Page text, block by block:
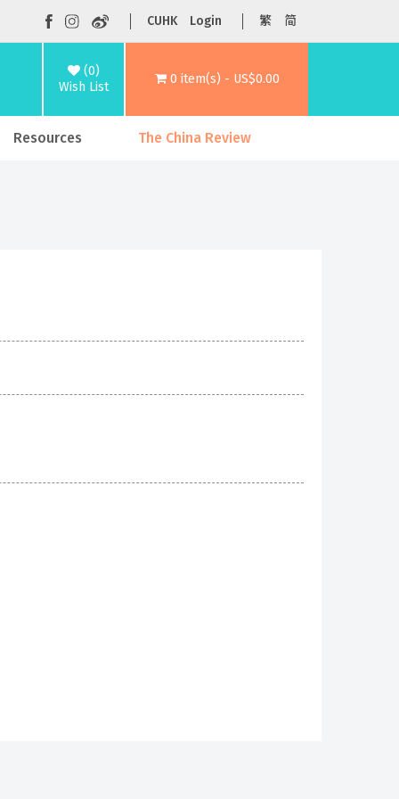
CUHK Login 繁 简
(0)
Wish List
0 item(s) - US$0.00
Resources The China Review